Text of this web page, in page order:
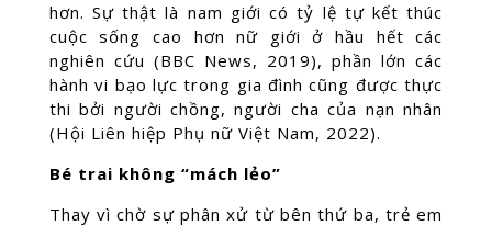
hơn. Sự thật là nam giới có tỷ lệ tự kết thúc
cuộc sống cao hơn nữ giới ở hầu hết các
nghiên cứu (BBC News, 2019), phần lớn các
hành vi bạo lực trong gia đình cũng được thực
thi bởi người chồng, người cha của nạn nhân
(Hội Liên hiệp Phụ nữ Việt Nam, 2022).
Bé trai không “mách lẻo”
Thay vì chờ sự phân xử từ bên thứ ba, trẻ em